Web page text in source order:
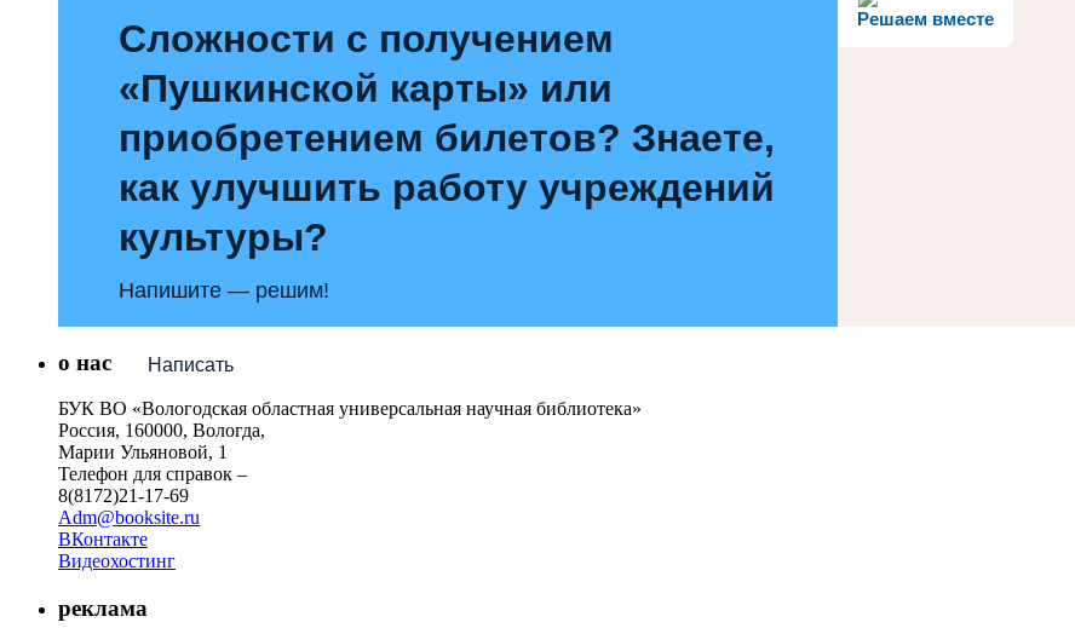
Решаем вместе
Сложности с получением
«Пушкинской карты» или
приобретением билетов? Знаете,
как улучшить работу учреждений
культуры?
Напишите — решим!
Написать
о нас
БУК ВО «Вологодская областная универсальная научная библиотека»
Россия, 160000, Вологда,
Марии Ульяновой, 1
Телефон для справок –
8(8172)21-17-69
Adm@booksite.ru
ВКонтакте
Видеохостинг
реклама